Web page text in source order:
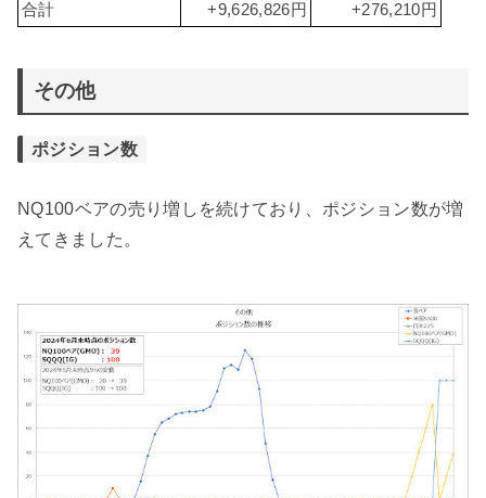
合計 +9,626,826円 +276,210円
その他
ポジション数
NQ100ベアの売り増しを続けており、ポジション数が増
えてきました。